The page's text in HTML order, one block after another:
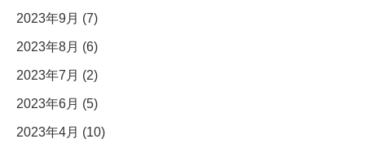
2023年9月 (7)
2023年8月 (6)
2023年7月 (2)
2023年6月 (5)
2023年4月 (10)